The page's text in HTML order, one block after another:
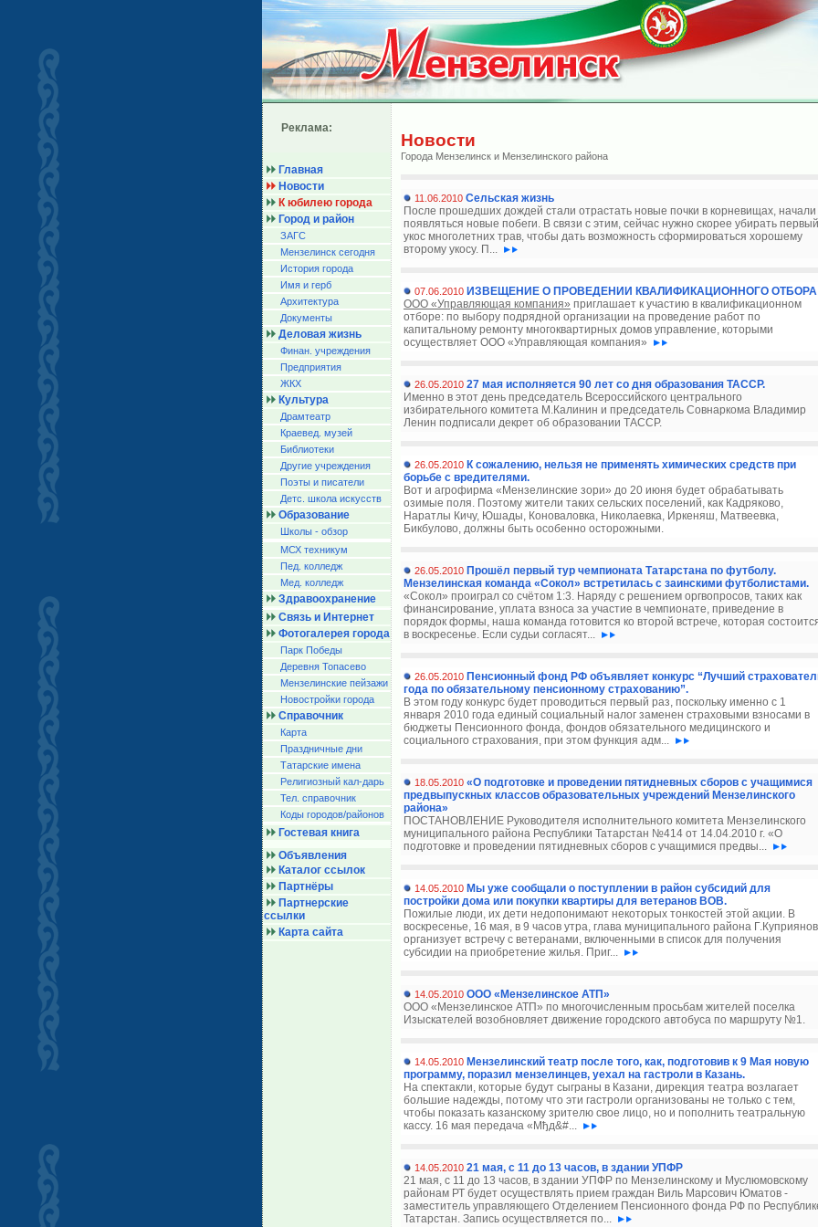
Реклама:
Главная
Новости
К юбилею города
Город и район
ЗАГС
Мензелинск сегодня
История города
Имя и герб
Архитектура
Документы
Деловая жизнь
Финан. учреждения
Предприятия
ЖКХ
Культура
Драмтеатр
Краевед. музей
Библиотеки
Другие учреждения
Поэты и писатели
Детс. школа искусств
Образование
Школы - обзор
МСХ техникум
Пед. колледж
Мед. колледж
Здравоохранение
Связь и Интернет
Фотогалерея города
Парк Победы
Деревня Топасево
Мензелинские пейзажи
Новостройки города
Справочник
Карта
Праздничные дни
Татарские имена
Религиозный кал-дарь
Тел. справочник
Коды городов/райoнов
Гостевая книга
Объявления
Каталог ссылок
Партнёры
Партнерские
ссылки
Карта сайта
Новости
Города Мензелинск и Мензелинского района
11.06.2010 Cельская жизнь
После прошедших дождей стали отрастать новые почки в корневищах, начали
появляться новые побеги. В связи с этим, сейчас нужно скорее убирать первый
укос многолетних трав, чтобы дать возможность сформироваться хорошему
второму укосу. П...
07.06.2010 ИЗВЕЩЕНИЕ О ПРОВЕДЕНИИ КВАЛИФИКАЦИОННОГО ОТБОРА
ООО «Управляющая компания» приглашает к участию в квалификационном
отборе: по выбору подрядной организации на проведение работ по
капитальному ремонту многоквартирных домов управление, которыми
осуществляет ООО «Управляющая компания»
26.05.2010 27 мая исполняется 90 лет со дня образования ТАССР.
Именно в этот день председатель Всероссийского центрального
избирательного комитета М.Калинин и председатель Совнаркома Владимир
Ленин подписали декрет об образовании ТАССР.
26.05.2010 К сожалению, нельзя не применять химических средств при
борьбе с вредителями.
Вот и агрофирма «Мензелинские зори» до 20 июня будет обрабатывать
озимые поля. Поэтому жители таких сельских поселений, как Кадряково,
Наратлы Кичу, Юшады, Коноваловка, Николаевка, Иркеняш, Матвеевка,
Бикбулово, должны быть особенно осторожными.
26.05.2010 Прошёл первый тур чемпионата Татарстана по футболу.
Мензелинская команда «Сокол» встретилась с заинскими футболистами.
«Сокол» проиграл со счётом 1:3. Наряду с решением оргвопросов, таких как
финансирование, уплата взноса за участие в чемпионате, приведение в
порядок формы, наша команда готовится ко второй встрече, которая
в воскресенье. Если судьи согласят...
26.05.2010 Пенсионный фонд РФ объявляет конкурс “Лучший
года по обязательному пенсионному страхованию”.
В этом году конкурс будет проводиться первый раз, поскольку именно с 1
января 2010 года единый социальный налог заменен страховыми взносами в
бюджеты Пенсионного фонда, фондов обязательного медицинского и
социального страхования, при этом функция адм...
18.05.2010 «О подготовке и проведении пятидневных сборов с учащимися
предвыпускных классов образовательных учреждений Мензелинского
района»
ПОСТАНОВЛЕНИЕ Руководителя исполнительного комитета Мензелинского
муниципального района Республики Татарстан №414 от 14.04.2010 г. «О
подготовке и проведении пятидневных сборов с учащимися предвы...
14.05.2010 Мы уже сообщали о поступлении в район субсидий для
постройки дома или покупки квартиры для ветеранов ВОВ.
Пожилые люди, их дети недопонимают некоторых тонкостей этой акции. В
воскресенье, 16 мая, в 9 часов утра, глава муниципального района Г.Куприянов
организует встречу с ветеранами, включенными в список для получения
субсидии на приобретение жилья. Приг...
14.05.2010 ООО «Мензелинское АТП»
ООО «Мензелинское АТП» по многочисленным просьбам жителей поселка
Изыскателей возобновляет движение городского автобуса по маршруту №1.
14.05.2010 Мензелинский театр после того, как, подготовив к 9 Мая новую
программу, поразил мензелинцев, уехал на гастроли в Казань.
На спектакли, которые будут сыграны в Казани, дирекция театра возлагает
большие надежды, потому что эти гастроли организованы не только с тем,
чтобы показать казанскому зрителю свое лицо, но и пополнить театральную
кассу. 16 мая передача «Мђд&#...
14.05.2010 21 мая, с 11 до 13 часов, в здании УПФР
21 мая, с 11 до 13 часов, в здании УПФР по Мензелинскому и Муслюмовскому
районам РТ будет осуществлять прием граждан Виль Марсович Юматов -
заместитель управляющего Отделением Пенсионного фонда РФ по
Татарстан. Запись осуществляется по...